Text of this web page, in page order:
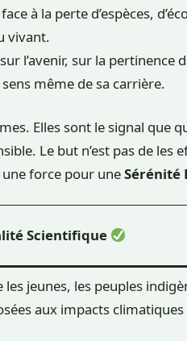
à la perte d’espèces,
vivant.
l’avenir, sur la pertinence
même de sa carrière.
Elles sont le signal que
Le but n’est pas de les
une force pour uneSérénité
Scientifique
jeunes, les peuples
aux impacts